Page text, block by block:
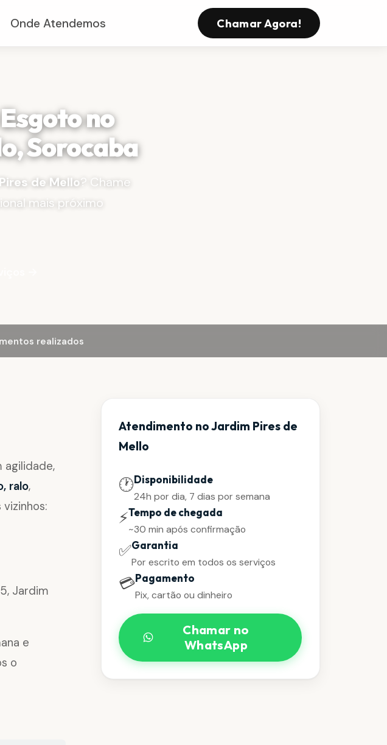
Onde Atendemos Chamar Agora!
no
Sorocaba
de Mello? Chame
mais próximo
→
realizados
agilidade,
ralo,
Jardim
e
o
Atendimento no Jardim Pires de
Mello
🕐Disponibilidade
24h por dia, 7 dias por semana
⚡Tempo de chegada
~30 min após confirmação
✅Garantia
Por escrito em todos os serviços
💳Pagamento
Pix, cartão ou dinheiro
Chamar no
WhatsApp